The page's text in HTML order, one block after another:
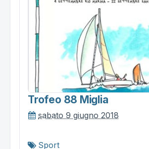
Trofeo 88 Miglia
sabato 9 giugno 2018
Sport